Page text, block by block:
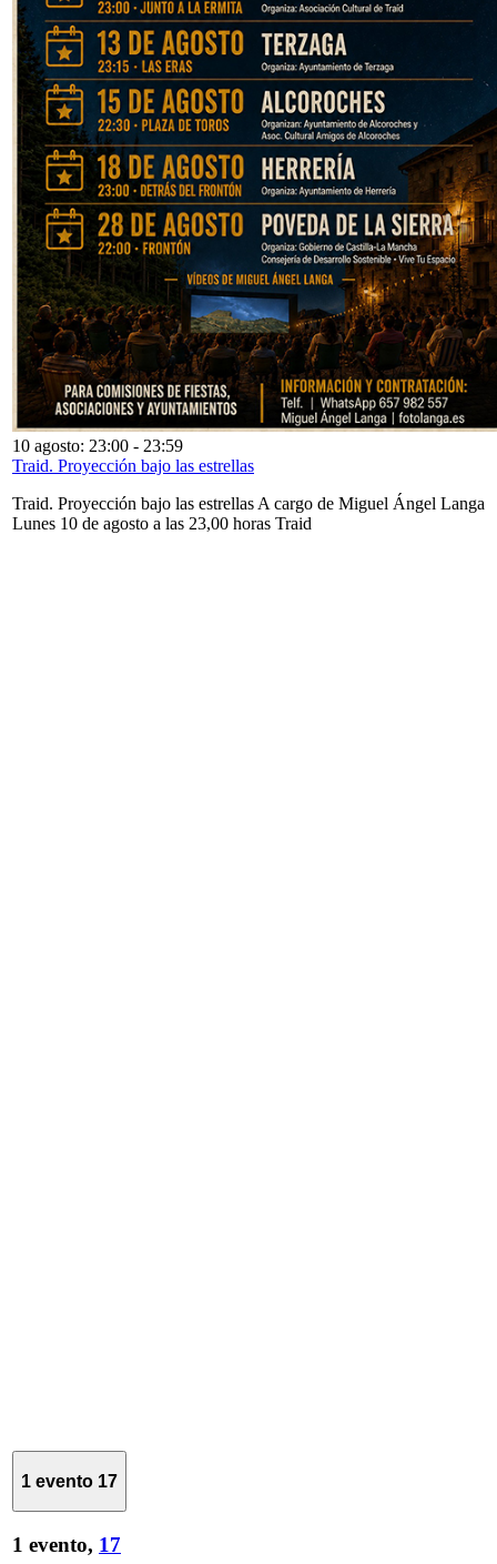
10 agosto: 23:00 - 23:59
Traid. Proyección bajo las estrellas
Traid. Proyección bajo las estrellas A cargo de Miguel Ángel Langa
Lunes 10 de agosto a las 23,00 horas Traid
1 evento 17
1 evento, 17